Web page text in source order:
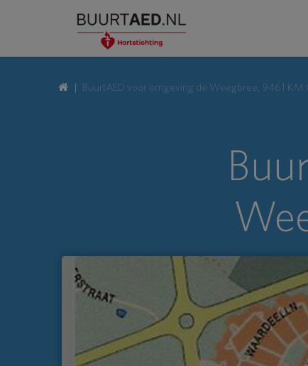
BuurtAED voor omgeving de Weegbree, 9461 KM